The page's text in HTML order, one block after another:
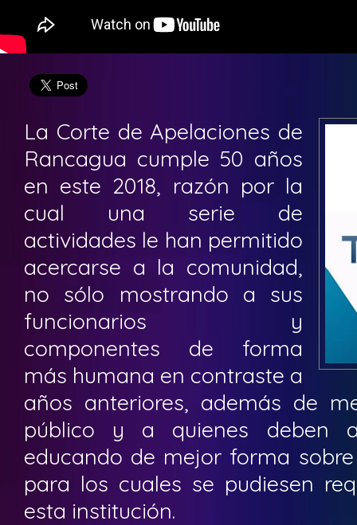
La Corte de Apelaciones de
Rancagua cumple 50 años
en este 2018, razón por la
cual una serie de
actividades le han permitido
acercarse a la comunidad,
no sólo mostrando a sus
funcionarios y
componentes de forma
más humana en contraste a
años anteriores, además de
público y a quienes deben
educando de mejor forma
para los cuales se pudiesen
esta institución.